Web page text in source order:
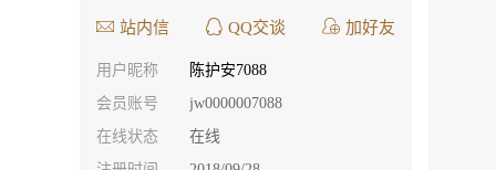
站内信 QQ交谈 加好友
用户昵称
陈护安7088
会员账号
jw0000007088
在线状态
在线